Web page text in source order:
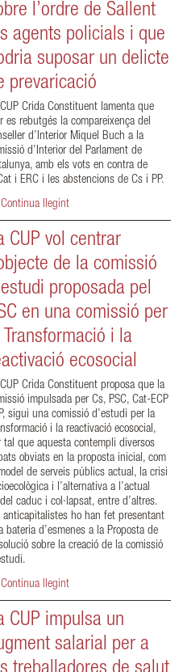
l’ordre de Sallent
agents policials i que
suposar un delicte
prevaricació
Crida Constituent lamenta que
es rebutgés la compareixença del
d’Interior Miquel Buch a la
d’Interior del Parlament de
amb els vots en contra de
i ERC i les abstencions de Cs i PP.
Continua llegint
CUP vol centrar
de la comissió
proposada pel
en una comissió per
Transformació i la
ecosocial
Crida Constituent proposa que la
impulsada per Cs, PSC, Cat-ECP
sigui una comissió d’estudi per la
i la reactivació ecosocial,
tal que aquesta contempli diversos
obviats en la proposta inicial, com
de serveis públics actual, la crisi
i l’alternativa a l’actual
caduc i col·lapsat, entre d’altres.
anticapitalistes ho han fet presentant
bateria d’esmenes a la Proposta de
sobre la creació de la comissió
Continua llegint
CUP impulsa un
salarial per a